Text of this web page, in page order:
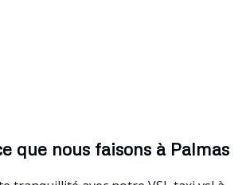
que nous faisons à Palmas